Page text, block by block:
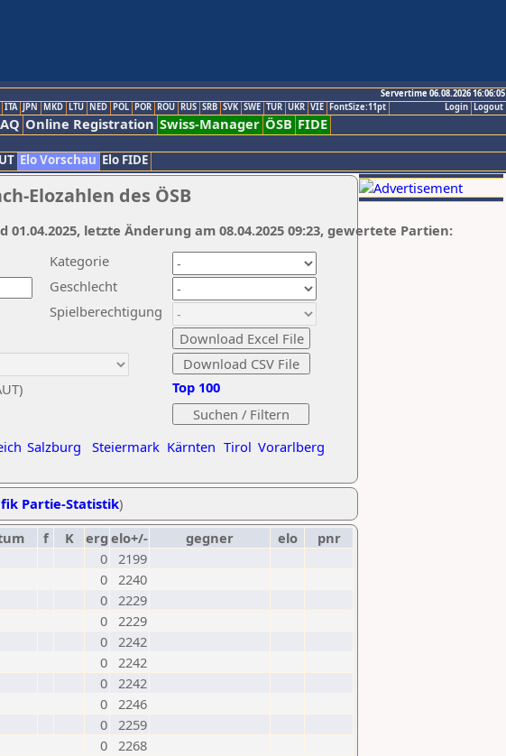
Servertime 06.08.2026 16:06:05
Logout
Login
ITA JPN MKD LTU NED POL POR ROU RUS SRB SVK SWE TUR UKR VIE FontSize:11pt
Online Registration Swiss-Manager ÖSB FIDE
Elo Vorschau Elo FIDE
Elozahlen des ÖSB
Kategorie
Geschlecht
Spielberechtigung
Salzburg Steiermark Kärnten Tirol Vorarlberg
Top 100
01.04.2025, letzte Änderung am 08.04.2025 09:23, gewertete Partien:
Partie-Statistik)
f K erg elo+/- gegner elo
pnr
0 2199
0 2240
0 2229
0 2229
0 2242
0 2242
0 2242
0 2246
0 2259
0 2268